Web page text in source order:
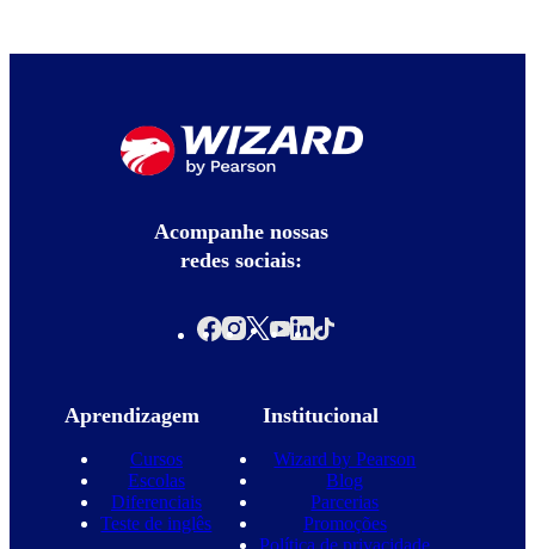
Acompanhe nossas
redes sociais:
Aprendizagem
Cursos
Escolas
Diferenciais
Teste de inglês
Institucional
Wizard by Pearson
Blog
Parcerias
Promoções
Política de privacidade